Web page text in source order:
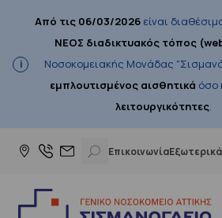
Από τις 06/03/2026είναι
ΝΕΟΣ διαδικτυακός τόπος
Νοσοκομειακής Μονάδας
εμπλουτισμένος αισθητικά όσο
λειτουργικότητες.
Επικοινωνία